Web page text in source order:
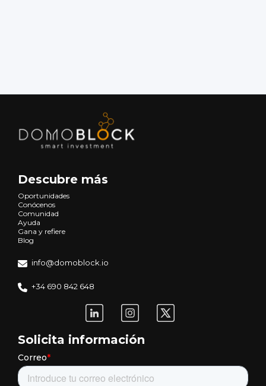
Descubre más
Oportunidades
Conócenos
Comunidad
Ayuda
Gana y refiere
Blog
info@domoblock.io
+34 690 842 648
Solicita información